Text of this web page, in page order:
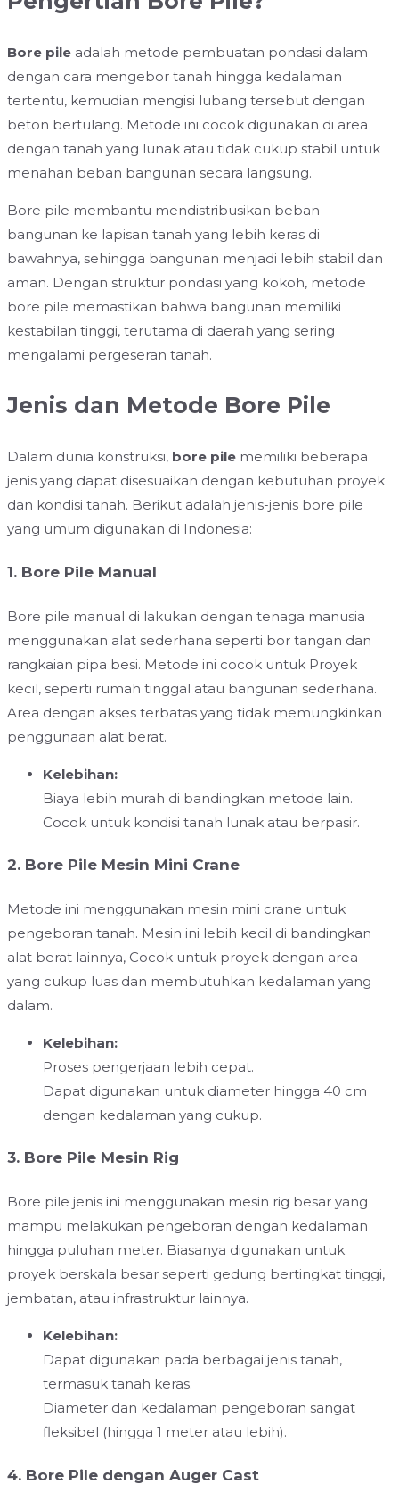
Bore pile adalah metode pembuatan pondasi dalam
dengan cara mengebor tanah hingga kedalaman
tertentu, kemudian mengisi lubang tersebut dengan
beton bertulang. Metode ini cocok digunakan di area
dengan tanah yang lunak atau tidak cukup stabil untuk
menahan beban bangunan secara langsung.
Bore pile membantu mendistribusikan beban
bangunan ke lapisan tanah yang lebih keras di
bawahnya, sehingga bangunan menjadi lebih stabil dan
aman. Dengan struktur pondasi yang kokoh, metode
bore pile memastikan bahwa bangunan memiliki
kestabilan tinggi, terutama di daerah yang sering
mengalami pergeseran tanah.
Jenis dan Metode Bore Pile
Dalam dunia konstruksi, bore pile memiliki beberapa
jenis yang dapat disesuaikan dengan kebutuhan proyek
dan kondisi tanah. Berikut adalah jenis-jenis bore pile
yang umum digunakan di Indonesia:
1. Bore Pile Manual
Bore pile manual di lakukan dengan tenaga manusia
menggunakan alat sederhana seperti bor tangan dan
rangkaian pipa besi. Metode ini cocok untuk Proyek
kecil, seperti rumah tinggal atau bangunan sederhana.
Area dengan akses terbatas yang tidak memungkinkan
penggunaan alat berat.
Kelebihan:
Biaya lebih murah di bandingkan metode lain.
Cocok untuk kondisi tanah lunak atau berpasir.
2. Bore Pile Mesin Mini Crane
Metode ini menggunakan mesin mini crane untuk
pengeboran tanah. Mesin ini lebih kecil di bandingkan
alat berat lainnya, Cocok untuk proyek dengan area
yang cukup luas dan membutuhkan kedalaman yang
dalam.
Kelebihan:
Proses pengerjaan lebih cepat.
Dapat digunakan untuk diameter hingga 40 cm
dengan kedalaman yang cukup.
3. Bore Pile Mesin Rig
Bore pile jenis ini menggunakan mesin rig besar yang
mampu melakukan pengeboran dengan kedalaman
hingga puluhan meter. Biasanya digunakan untuk
proyek berskala besar seperti gedung bertingkat tinggi,
jembatan, atau infrastruktur lainnya.
Kelebihan:
Dapat digunakan pada berbagai jenis tanah,
termasuk tanah keras.
Diameter dan kedalaman pengeboran sangat
fleksibel (hingga 1 meter atau lebih).
4. Bore Pile dengan Auger Cast